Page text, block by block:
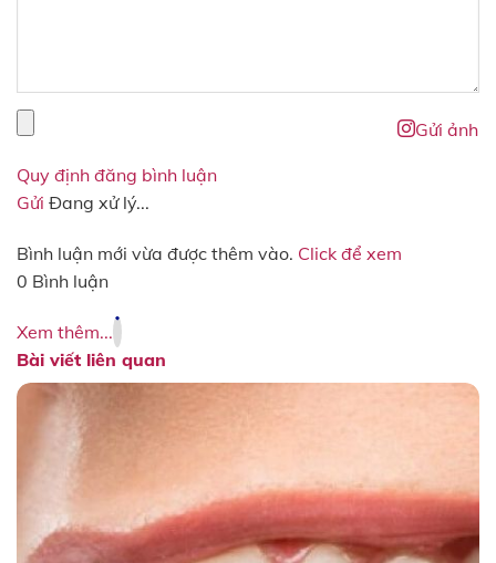
Gửi ảnh
Quy định đăng bình luận
Gửi Đang xử lý...
Bình luận mới vừa được thêm vào. Click để xem
0 Bình luận
Xem thêm...
Bài viết liên quan